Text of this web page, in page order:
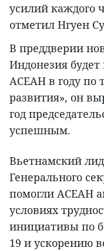
усилий каждого
отметил Нгуен
В преддверии
Индонезия будет
АСЕАН в году по
развития», он
год
успешным.
Вьетнамский
Генерального
помогли АСЕАН
условиях
инициативы по
19 и ускорению